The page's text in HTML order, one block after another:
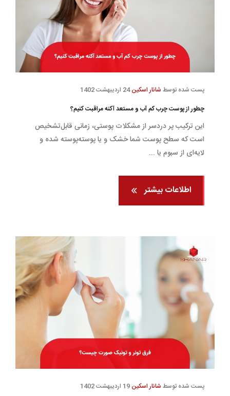
پست شده توسط شانار اسکین24 اردیبهشت 1402
چطور از پوست چرب کم آب و مستعد آکنه مراقبت کنیم؟
این ترکیب پر دردسر از مشکلات پوستی، زمانی قابل‌تشخیص
است که سطح پوست شما خشک و یا پوسته‌پوسته شده و
لایه‌ای از سبوم یا ...
اطلاعات بیشتر
پست شده توسط شانار اسکین